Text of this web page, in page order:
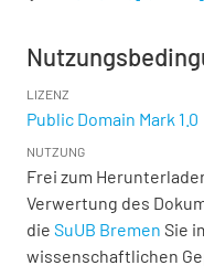
LIZENZ
Public Domain Mark 1.0
NUTZUNG
Frei zum
Verwertung des
die SuUB Bremen Sie
wissenschaftlichen